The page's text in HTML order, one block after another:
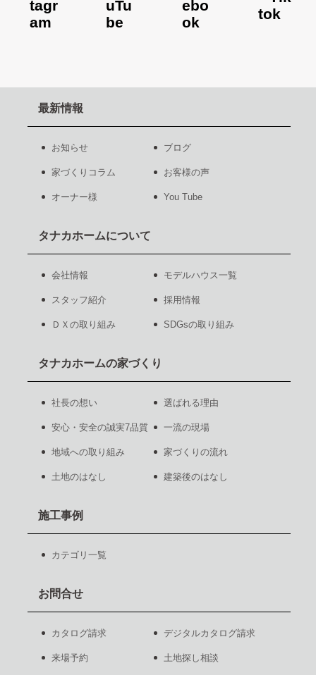
最新情報
お知らせ ブログ
家づくりコラム お客様の声
オーナー様 You Tube
タナカホームについて
会社情報 モデルハウス一覧
スタッフ紹介 採用情報
ＤＸの取り組み SDGsの取り組み
タナカホームの家づくり
社長の想い 選ばれる理由
安心・安全の誠実7品質 一流の現場
地域への取り組み 家づくりの流れ
土地のはなし 建築後のはなし
施工事例
カテゴリ一覧
お問合せ
カタログ請求 デジタルカタログ請求
来場予約 土地探し相談